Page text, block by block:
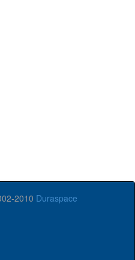
2010 Duraspace